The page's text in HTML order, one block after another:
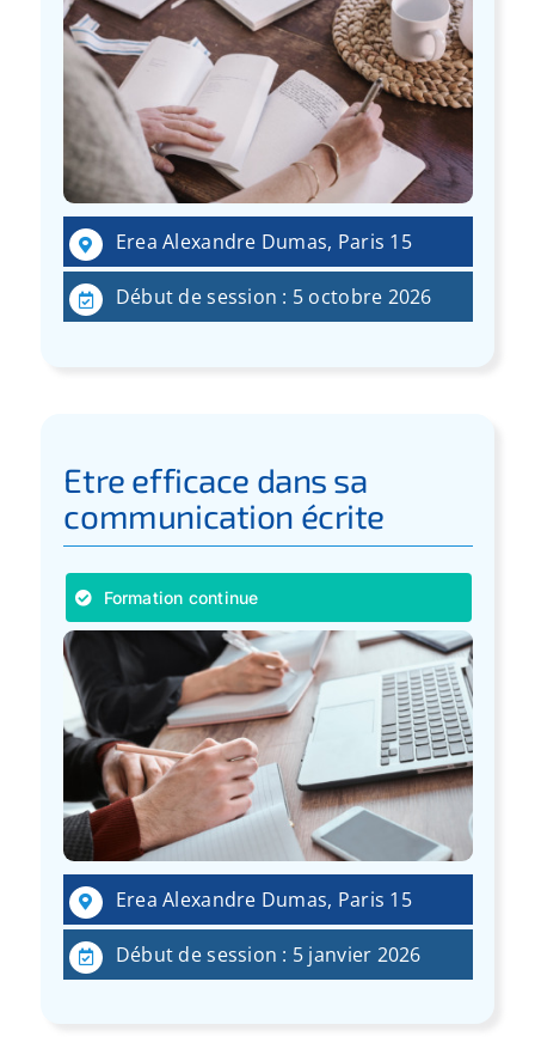
Erea Alexandre Dumas, Paris 15
Début de session : 5 octobre 2026
Etre efficace dans sa
communication écrite
Formation continue
Erea Alexandre Dumas, Paris 15
Début de session : 5 janvier 2026